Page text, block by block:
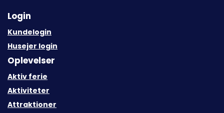
Login
Kundelogin
Husejer login
Oplevelser
Aktiv ferie
Aktiviteter
Attraktioner